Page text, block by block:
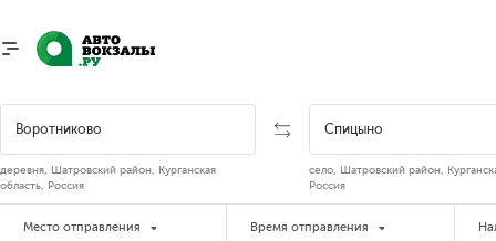
деревня, Шатровский район, Курганская
область, Россия
село, Шатровский район,
Россия
Место отправления Время отправления